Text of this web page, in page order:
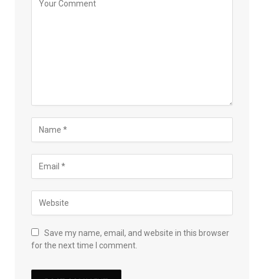
Save my name, email, and website in this browser
for the next time I comment.